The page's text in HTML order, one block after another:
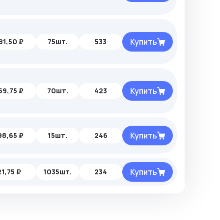
₽ 75шт. 533 Купить
₽ 70шт. 423 Купить
₽ 15шт. 246 Купить
₽ 1035шт. 234 Купить